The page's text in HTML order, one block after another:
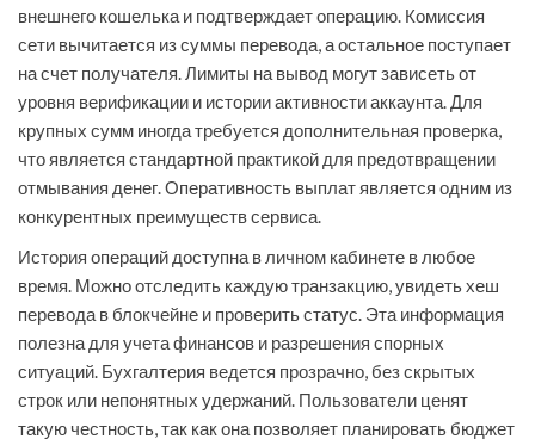
внешнего кошелька и подтверждает операцию. Комиссия
сети вычитается из суммы перевода, а остальное поступает
на счет получателя. Лимиты на вывод могут зависеть от
уровня верификации и истории активности аккаунта. Для
крупных сумм иногда требуется дополнительная проверка,
что является стандартной практикой для предотвращении
отмывания денег. Оперативность выплат является одним из
конкурентных преимуществ сервиса.
История операций доступна в личном кабинете в любое
время. Можно отследить каждую транзакцию, увидеть хеш
перевода в блокчейне и проверить статус. Эта информация
полезна для учета финансов и разрешения спорных
ситуаций. Бухгалтерия ведется прозрачно, без скрытых
строк или непонятных удержаний. Пользователи ценят
такую честность, так как она позволяет планировать бюджет